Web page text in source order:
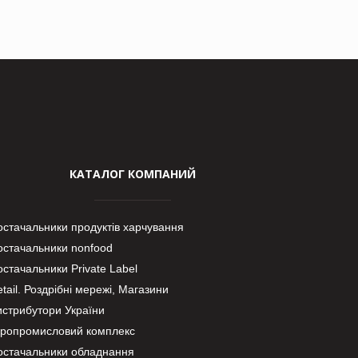
КАТАЛОГ КОМПАНИЙ
продуктів харчування
nonfood
Private Label
Роздрібні мережі, Магазини
України
комплекс
обладнання